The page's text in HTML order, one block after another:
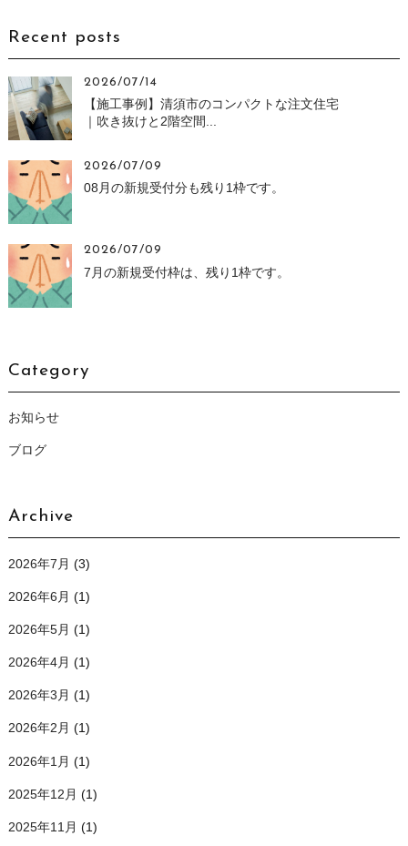
Recent posts
2026/07/14
【施工事例】清須市のコンパクトな注文住宅
｜吹き抜けと2階空間...
2026/07/09
08月の新規受付分も残り1枠です。
2026/07/09
7月の新規受付枠は、残り1枠です。
Category
お知らせ
ブログ
Archive
2026年7月 (3)
2026年6月 (1)
2026年5月 (1)
2026年4月 (1)
2026年3月 (1)
2026年2月 (1)
2026年1月 (1)
2025年12月 (1)
2025年11月 (1)